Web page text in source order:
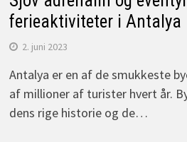
ferieaktiviteter i Antalya
2. juni 2023
Antalya er en af de smukkeste
af millioner af turister hvert år.
dens rige historie og de…